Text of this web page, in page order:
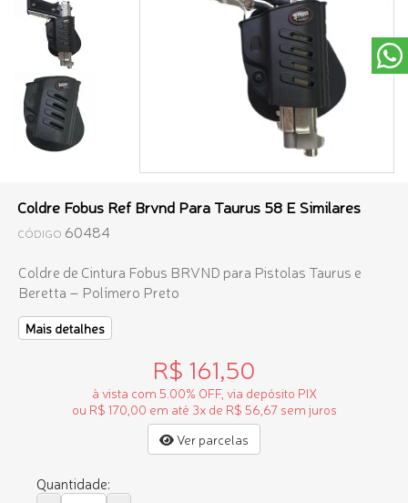
Coldre Fobus Ref Brvnd Para Taurus 58 E Similares
CÓDIGO 60484
Coldre de Cintura Fobus BRVND para Pistolas Taurus e
Beretta – Polímero Preto
Mais detalhes
R$ 161,50
à vista com 5.00% OFF, via depósito PIX
ou R$ 170,00 em até 3x de R$ 56,67 sem juros
Ver parcelas
Quantidade: